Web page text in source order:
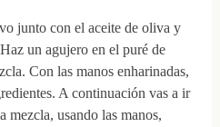
junto con el aceite de oliva y
un agujero en el puré de
Con las manos enharinadas,
A continuación vas a ir
mezcla, usando las manos,